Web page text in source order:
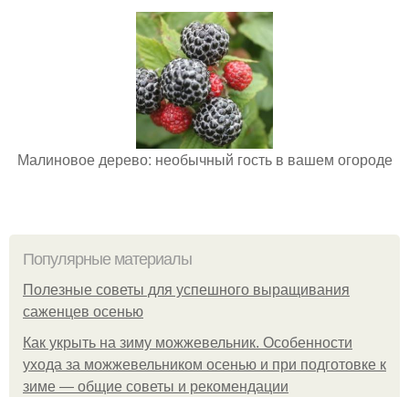
Малиновое дерево: необычный гость в вашем огороде
Популярные материалы
Полезные советы для успешного выращивания
саженцев осенью
Как укрыть на зиму можжевельник. Особенности
ухода за можжевельником осенью и при подготовке к
зиме — общие советы и рекомендации